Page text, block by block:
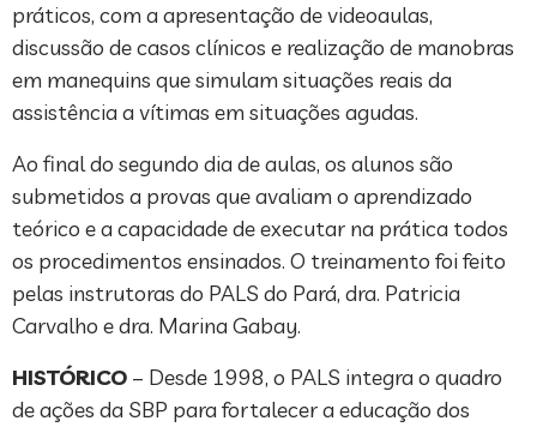
práticos, com a apresentação de videoaulas,
discussão de casos clínicos e realização de manobras
em manequins que simulam situações reais da
assistência a vítimas em situações agudas.
Ao final do segundo dia de aulas, os alunos são
submetidos a provas que avaliam o aprendizado
teórico e a capacidade de executar na prática todos
os procedimentos ensinados. O treinamento foi feito
pelas instrutoras do PALS do Pará, dra. Patricia
Carvalho e dra. Marina Gabay.
HISTÓRICO – Desde 1998, o PALS integra o quadro
de ações da SBP para fortalecer a educação dos